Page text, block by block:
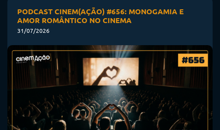
PODCAST CINEM(AÇÃO) #656: MONOGAMIA E
AMOR ROMÂNTICO NO CINEMA
31/07/2026